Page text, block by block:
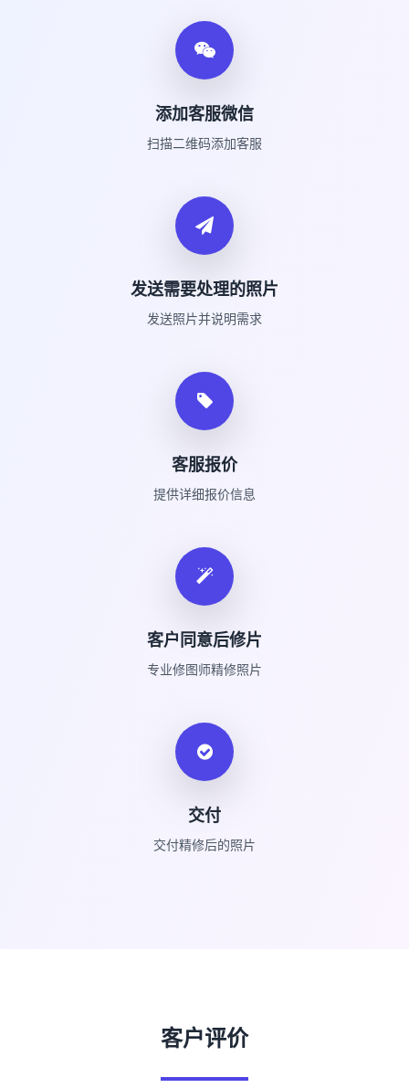
添加客服微信
扫描二维码添加客服
发送需要处理的照片
发送照片并说明需求
客服报价
提供详细报价信息
客户同意后修片
专业修图师精修照片
交付
交付精修后的照片
客户评价